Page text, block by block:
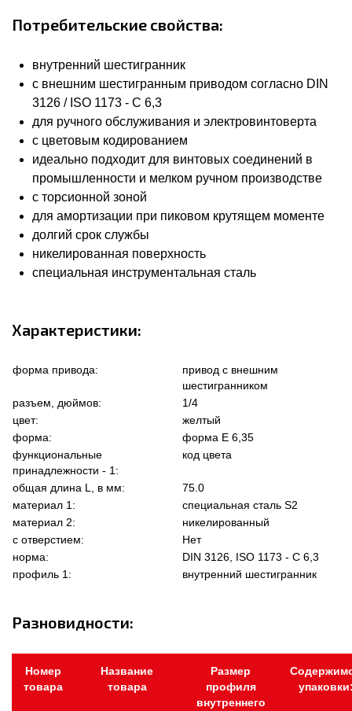
Потребительские свойства:
внутренний шестигранник
с внешним шестигранным приводом согласно DIN
3126 / ISO 1173 - C 6,3
для ручного обслуживания и электровинтоверта
с цветовым кодированием
идеально подходит для винтовых соединений в
промышленности и мелком ручном производстве
с торсионной зоной
для амортизации при пиковом крутящем моменте
долгий срок службы
никелированная поверхность
специальная инструментальная сталь
Характеристики:
форма привода:
привод с внешним
шестигранником
разъем, дюймов:
1/4
цвет:
желтый
форма:
форма Е 6,35
функциональные
принадлежности - 1:
код цвета
общая длина L, в мм:
75.0
материал 1:
специальная сталь S2
материал 2:
никелированный
с отверстием:
Нет
норма:
DIN 3126, ISO 1173 - C 6,3
профиль 1:
внутренний шестигранник
Разновидности:
Номер
товара
Название
товара
Размер
профиля
внутреннего